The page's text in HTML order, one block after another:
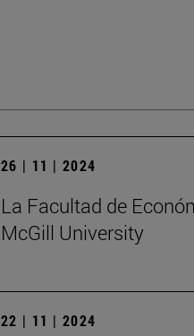
26 | 11 | 2024
La Facultad de
McGill University
22 | 11 | 2024